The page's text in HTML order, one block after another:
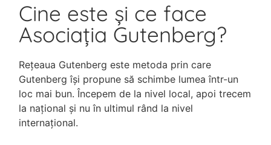
Cine este și ce face
Asociația Gutenberg?
Rețeaua Gutenberg este metoda prin care
Gutenberg își propune să schimbe lumea într-un
loc mai bun. Începem de la nivel local, apoi trecem
la național și nu în ultimul rând la nivel
internațional.